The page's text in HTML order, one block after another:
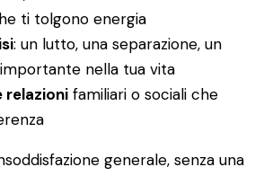
ti tolgono energia
: un lutto, una separazione, un
nella tua vita
relazioni familiari o sociali che
generale, senza una